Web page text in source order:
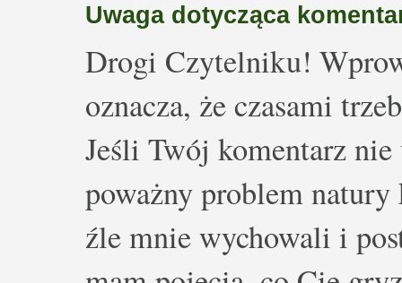
Uwaga dotycząca
Drogi Czytelniku!
oznacza, że czasami
Jeśli Twój komentarz nie
poważny problem
źle mnie wychowali i